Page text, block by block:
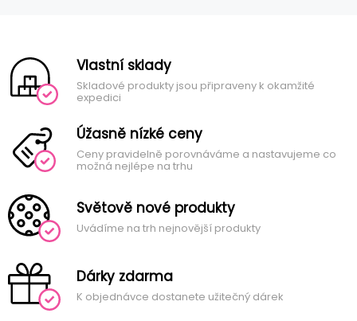
Vlastní sklady
Skladové produkty jsou připraveny k okamžité
expedici
Úžasně nízké ceny
Ceny pravidelně porovnáváme a nastavujeme co
možná nejlépe na trhu
Světově nové produkty
Uvádíme na trh nejnovější produkty
Dárky zdarma
K objednávce dostanete užitečný dárek